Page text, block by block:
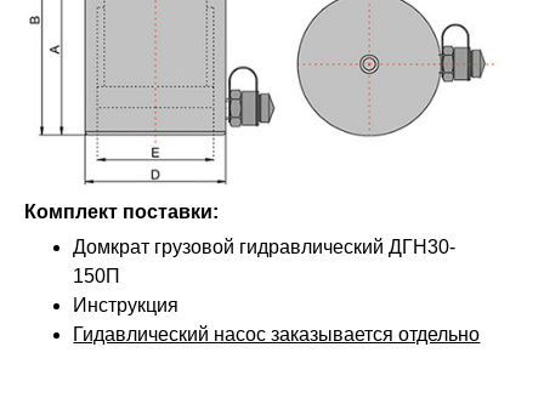
Комплект поставки:
Домкрат грузовой гидравлический ДГН30-
150П
Инструкция
Гидавлический насос заказывается отдельно